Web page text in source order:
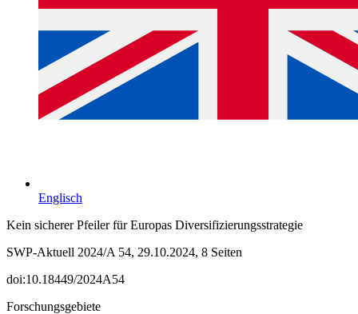
Englisch
Kein sicherer Pfeiler für Europas Diversifizierungsstrategie
SWP-Aktuell 2024/A 54, 29.10.2024, 8 Seiten
doi:10.18449/2024A54
Forschungsgebiete